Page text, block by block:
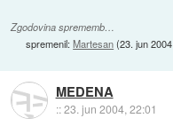
Zgodovina sprememb…
spremenil:Martesan(23. jun
MEDENA
::23. jun 2004, 22:01